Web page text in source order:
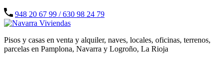
948 20 67 99 / 630 98 24 79
Pisos y casas en venta y alquiler, naves, locales, oficinas, terrenos,
parcelas en Pamplona, Navarra y Logroño, La Rioja